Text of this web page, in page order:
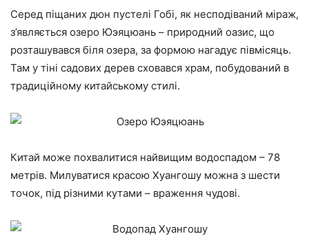
Серед піщаних дюн пустелі Гобі, як несподіваний міраж,
з’являється озеро Юэяцюань – природний оазис, що
розташувався біля озера, за формою нагадує півмісяць.
Там у тіні садових дерев сховався храм, побудований в
традиційному китайському стилі.
Китай може похвалитися найвищим водоспадом – 78
метрів. Милуватися красою Хуангошу можна з шести
точок, під різними кутами – враження чудові.